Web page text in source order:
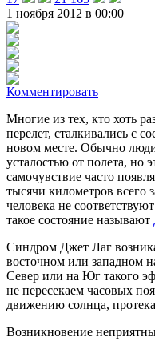
1 ноября 2012 в 00:00
Комментировать
Многие из тех, кто хоть
перелет, сталкивались с
новом месте. Обычно люди
усталостью от полета, но
самочувствие часто
тысячи километров всего
человека не
такое состояние называют
Синдром Джет Лаг
восточном или западном
Север или на Юг такого
не пересекаем часовых
движению солнца,
Возникновение